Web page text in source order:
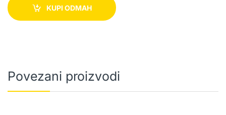
KUPI ODMAH
Povezani proizvodi